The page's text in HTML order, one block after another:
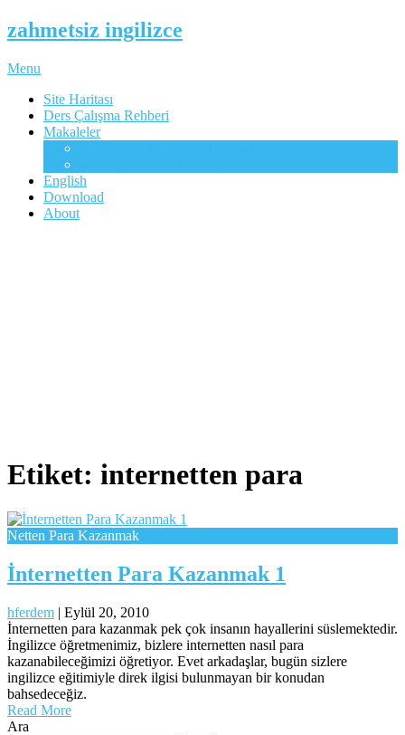
zahmetsiz ingilizce
Menu
Site Haritası
Ders Çalışma Rehberi
Makaleler
English
Download
About
Etiket: internetten para
Netten Para Kazanmak
İnternetten Para Kazanmak 1
hferdem | Eylül 20, 2010
İnternetten para kazanmak pek çok insanın hayallerini süslemektedir.
İngilizce öğretmenimiz, bizlere internetten nasıl para
kazanabileceğimizi öğretiyor. Evet arkadaşlar, bugün sizlere
ingilizce eğitimiyle direk ilgisi bulunmayan bir konudan
bahsedeceğiz.
Read More
Ara